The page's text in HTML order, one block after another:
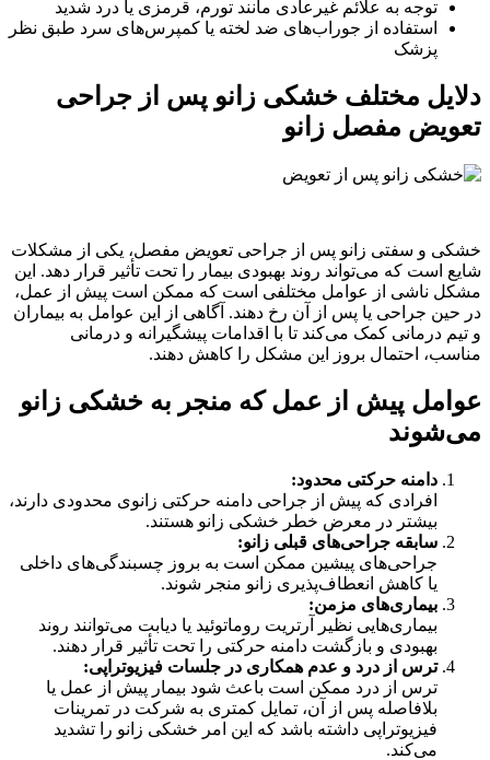
توجه به علائم غیرعادی مانند تورم، قرمزی یا درد شدید
استفاده از جوراب‌های ضد لخته یا کمپرس‌های سرد طبق نظر
پزشک
دلایل مختلف خشکی زانو پس از جراحی
تعویض مفصل زانو
خشکی و سفتی زانو پس از جراحی تعویض مفصل، یکی از مشکلات
شایع است که می‌تواند روند بهبودی بیمار را تحت تأثیر قرار دهد. این
مشکل ناشی از عوامل مختلفی است که ممکن است پیش از عمل،
در حین جراحی یا پس از آن رخ دهند. آگاهی از این عوامل به بیماران
و تیم درمانی کمک می‌کند تا با اقدامات پیشگیرانه و درمانی
مناسب، احتمال بروز این مشکل را کاهش دهند.
عوامل پیش از عمل که منجر به خشکی زانو
می‌شوند
دامنه حرکتی محدود:
افرادی که پیش از جراحی دامنه حرکتی زانوی محدودی دارند،
بیشتر در معرض خطر خشکی زانو هستند.
سابقه جراحی‌های قبلی زانو:
جراحی‌های پیشین ممکن است به بروز چسبندگی‌های داخلی
یا کاهش انعطاف‌پذیری زانو منجر شوند.
بیماری‌های مزمن:
بیماری‌هایی نظیر آرتریت روماتوئید یا دیابت می‌توانند روند
بهبودی و بازگشت دامنه حرکتی را تحت تأثیر قرار دهند.
ترس از درد و عدم همکاری در جلسات فیزیوتراپی:
ترس از درد ممکن است باعث شود بیمار پیش از عمل یا
بلافاصله پس از آن، تمایل کمتری به شرکت در تمرینات
فیزیوتراپی داشته باشد که این امر خشکی زانو را تشدید
می‌کند.